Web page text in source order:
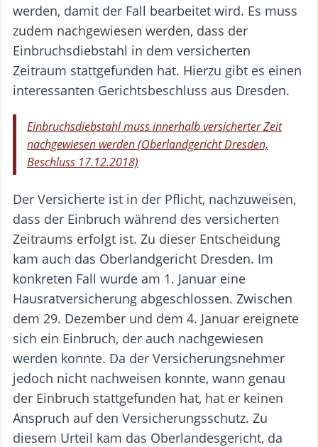
werden, damit der Fall bearbeitet wird. Es muss
zudem nachgewiesen werden, dass der
Einbruchsdiebstahl in dem versicherten
Zeitraum stattgefunden hat. Hierzu gibt es einen
interessanten Gerichtsbeschluss aus Dresden.
Einbruchsdiebstahl muss innerhalb versicherter Zeit
nachgewiesen werden (Oberlandgericht Dresden,
Beschluss 17.12.2018)
Der Versicherte ist in der Pflicht, nachzuweisen,
dass der Einbruch während des versicherten
Zeitraums erfolgt ist. Zu dieser Entscheidung
kam auch das Oberlandgericht Dresden. Im
konkreten Fall wurde am 1. Januar eine
Hausratversicherung abgeschlossen. Zwischen
dem 29. Dezember und dem 4. Januar ereignete
sich ein Einbruch, der auch nachgewiesen
werden konnte. Da der Versicherungsnehmer
jedoch nicht nachweisen konnte, wann genau
der Einbruch stattgefunden hat, hat er keinen
Anspruch auf den Versicherungsschutz. Zu
diesem Urteil kam das Oberlandesgericht, da